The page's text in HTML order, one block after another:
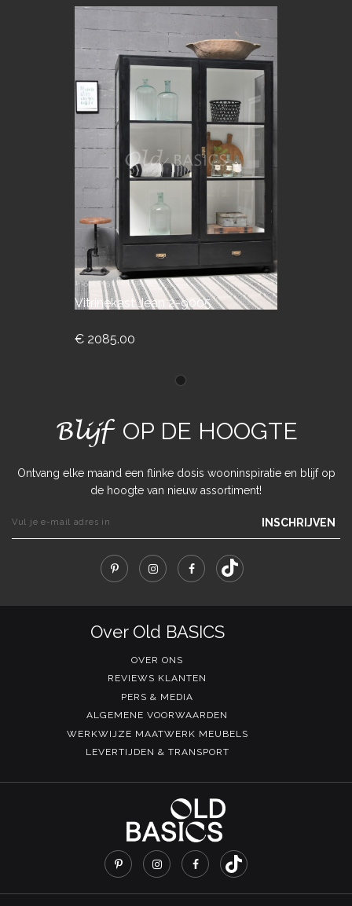
1-1512-005| Maatwerk
Vitrinekast Jean 2-9005
€ 2085.00
Blijf OP DE HOOGTE
Ontvang elke maand een flinke dosis wooninspiratie en blijf op
de hoogte van nieuw assortiment!
INSCHRIJVEN
Over Old BASICS
OVER ONS
REVIEWS KLANTEN
PERS & MEDIA
ALGEMENE VOORWAARDEN
WERKWIJZE MAATWERK MEUBELS
LEVERTIJDEN & TRANSPORT